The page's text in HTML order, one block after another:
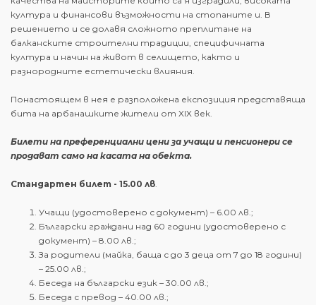
култура и финансови възможности на стопаните и. В
решението и се долавя сложното преплитане на
балканските строителни традиции, специфичната
култура и начин на живот в селището, както и
разнородните естетически влияния.
Понастоящем в нея е разположена експозиция представяща
бита на арбанашките жители от XIX век.
Билети на преференциални цени за учащи и пенсионери се
продават само на касата на обекта.
Стандартен билет - 15.00 лв.
Учащи (удостоверено с документ) – 6.00 лв.;
Български граждани над 60 години (удостоверено с
документ) – 8.00 лв.;
За родители (майка, баща с до 3 деца от 7 до 18 години)
– 25.00 лв.;
Беседа на български език – 30.00 лв.;
Беседа с превод – 40.00 лв.;